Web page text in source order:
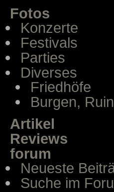
Fotos
Konzerte
Festivals
Parties
Diverses
Friedhöfe
Burgen,
Artikel
Reviews
forum
Neueste
Suche im